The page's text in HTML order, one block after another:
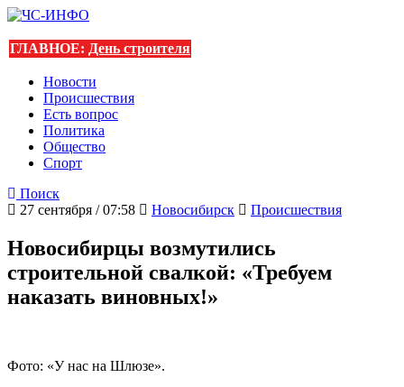
ГЛАВНОЕ: День строителя
Новости
Происшествия
Есть вопрос
Политика
Общество
Спорт
Поиск
27 сентября / 07:58
Новосибирск Происшествия
Новосибирцы возмутились
строительной свалкой: «Требуем
наказать виновных!»
Фото: «У нас на Шлюзе».